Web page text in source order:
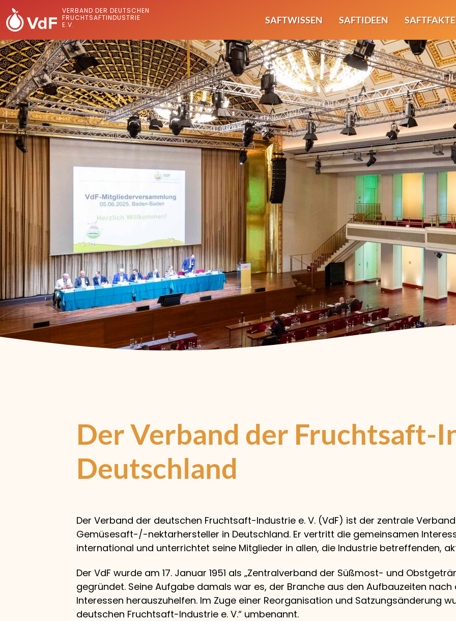
VERBAND DER DEUTSCHEN
FRUCHTSAFTINDUSTRIE
E.V.
SAFTWISSEN SAFTIDEEN
Der Verband der Fruchtsaft-
Deutschland
Der Verband der deutschen Fruchtsaft-Industrie e. V. (VdF) ist der zentrale
Gemüsesaft-/-nektarhersteller in Deutschland. Er vertritt die gemeinsamen
international und unterrichtet seine Mitglieder in allen, die Industrie betreffenden,
Der VdF wurde am 17. Januar 1951 als „Zentralverband der Süßmost- und
gegründet. Seine Aufgabe damals war es, der Branche aus den Aufbauzeiten
Interessen herauszuhelfen. Im Zuge einer Reorganisation und Satzungsänderung
deutschen Fruchtsaft-Industrie e. V.“ umbenannt.